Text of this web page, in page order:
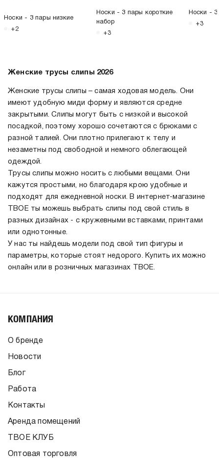
Носки - 3 пары низкие
+2
Носки - 3 пары короткие
набор
+3
Носки - 3
+3
Женские трусы слипы 2026
Женские трусы слипы – самая ходовая модель. Они
имеют удобную миди форму и являются средне
закрытыми. Слипы могут быть с низкой и высокой
посадкой, поэтому хорошо сочетаются с брюками с
разной талией. Они плотно прилегают к телу и
незаметны под свободной и немного облегающей
одеждой.
Трусы слипы можно носить с любыми вещами. Они
кажутся простыми, но благодаря крою удобные и
подходят для ежедневной носки. В интернет-магазине
ТВОЕ ты можешь выбрать слипы под свой стиль в
разных дизайнах - с кружевными вставками, принтами
или однотонные.
У нас ты найдешь модели под свой тип фигуры и
параметры, которые стоят недорого. Купить их можно
онлайн или в розничных магазинах ТВОЕ.
КОМПАНИЯ
О бренде
Новости
Блог
Работа
Контакты
Аренда помещений
ТВОЕ КЛУБ
Оптовая торговля